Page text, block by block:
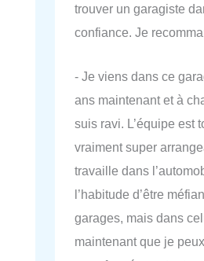
trouver un garagiste
confiance. Je
- Je viens dans ce
ans maintenant et à
suis ravi. L’équipe est
vraiment super
travaille dans
l’habitude d’être
garages, mais dans
maintenant que je